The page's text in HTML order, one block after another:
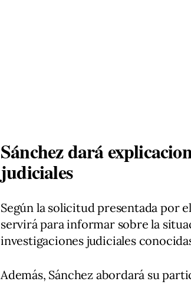
Sánchez dará
judiciales
Según la solicitud presentada por
servirá para informar sobre la
investigaciones judiciales
Además, Sánchez abordará su